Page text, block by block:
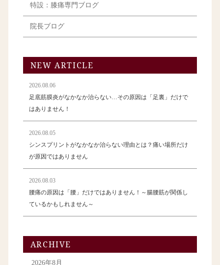
特設：膝痛専門ブログ
院長ブログ
NEW ARTICLE
2026.08.06
足底筋膜炎がなかなか治らない…その原因は「足裏」だけで
はありません！
2026.08.05
シンスプリントがなかなか治らない理由とは？痛い場所だけ
が原因ではありません
2026.08.03
腰痛の原因は「腰」だけではありません！～腸腰筋が関係し
ているかもしれません～
ARCHIVE
2026年8月